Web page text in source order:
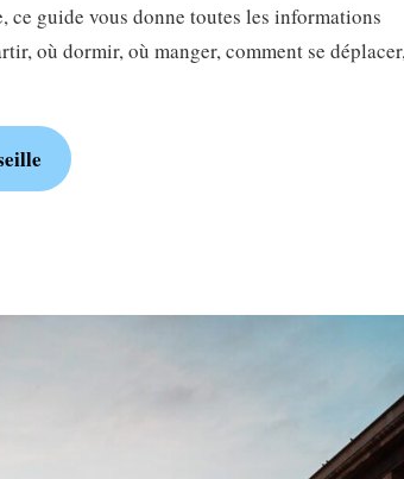
ce guide vous donne toutes les informations
où dormir, où manger, comment se